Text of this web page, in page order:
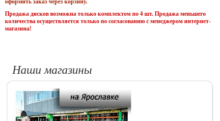
оформить заказ через корзину.
Продажа дисков возможна только комплектом по 4 шт. Продажа меньшего
количества осуществляется только по согласованию с менеджером интернет-
магазина!
Наши магазины